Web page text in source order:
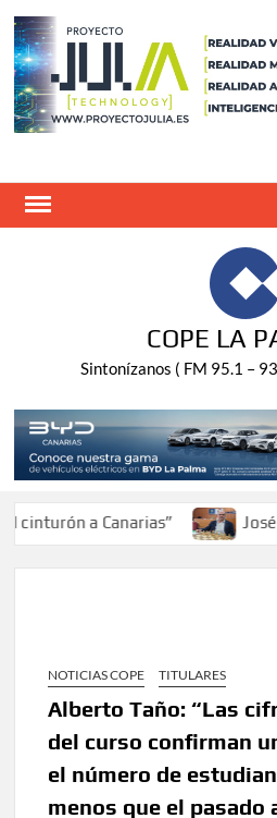
Saltar
contenido
COPE LA
Sintonízanos ( FM 95.1 –
a Canarias” José
NOTICIAS COPE TITULARES
Alberto Taño: “Las
del curso confirman
el número de
menos que el pasado